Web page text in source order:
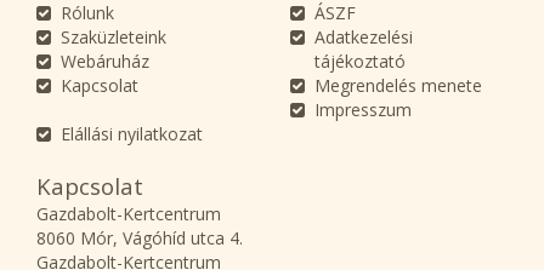
Rólunk
Szaküzleteink
Webáruház
Kapcsolat
ÁSZF
Adatkezelési
tájékoztató
Megrendelés menete
Impresszum
Elállási nyilatkozat
Kapcsolat
Gazdabolt-Kertcentrum
8060 Mór, Vágóhíd utca 4.
Gazdabolt-Kertcentrum